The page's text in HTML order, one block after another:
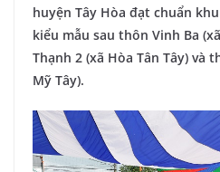
huyện Tây Hòa đạt chuẩn
kiểu mẫu sau thôn Vinh Ba
Thạnh 2 (xã Hòa Tân Tây) và
Mỹ Tây).